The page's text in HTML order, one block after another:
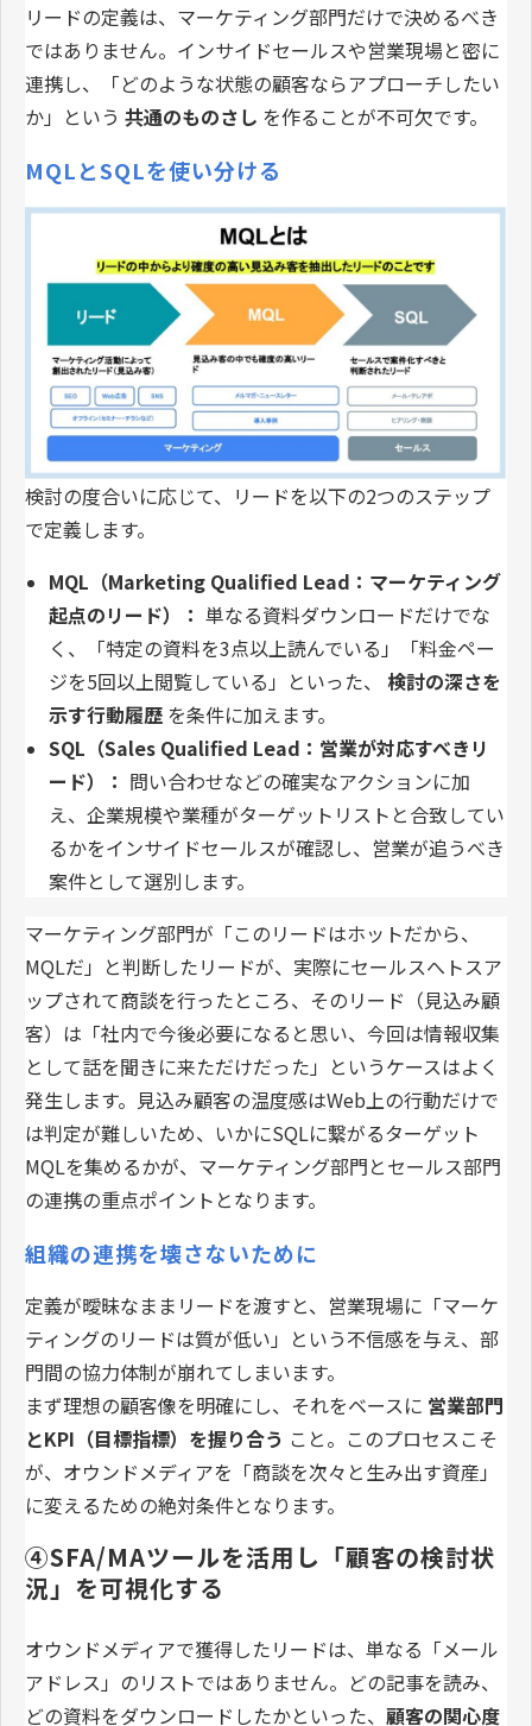
リードの定義は、マーケティング部門だけで決めるべき
ではありません。インサイドセールスや営業現場と密に
連携し、「どのような状態の顧客ならアプローチしたい
か」という 共通のものさし を作ることが不可欠です。
MQLとSQLを使い分ける
検討の度合いに応じて、リードを以下の2つのステップ
で定義します。
MQL（Marketing Qualified Lead：マーケティング
起点のリード）： 単なる資料ダウンロードだけでな
く、「特定の資料を3点以上読んでいる」「料金ペー
ジを5回以上閲覧している」といった、 検討の深さを
示す行動履歴 を条件に加えます。
SQL（Sales Qualified Lead：営業が対応すべきリ
ード）： 問い合わせなどの確実なアクションに加
え、企業規模や業種がターゲットリストと合致してい
るかをインサイドセールスが確認し、営業が追うべき
案件として選別します。
マーケティング部門が「このリードはホットだから、
MQLだ」と判断したリードが、実際にセールスへトスア
ップされて商談を行ったところ、そのリード（見込み顧
客）は「社内で今後必要になると思い、今回は情報収集
として話を聞きに来ただけだった」というケースはよく
発生します。見込み顧客の温度感はWeb上の行動だけで
は判定が難しいため、いかにSQLに繋がるターゲット
MQLを集めるかが、マーケティング部門とセールス部門
の連携の重点ポイントとなります。
組織の連携を壊さないために
定義が曖昧なままリードを渡すと、営業現場に「マーケ
ティングのリードは質が低い」という不信感を与え、部
門間の協力体制が崩れてしまいます。
まず理想の顧客像を明確にし、それをベースに 営業部門
とKPI（目標指標）を握り合う こと。このプロセスこそ
が、オウンドメディアを「商談を次々と生み出す資産」
に変えるための絶対条件となります。
④SFA/MAツールを活用し「顧客の検討状
況」を可視化する
オウンドメディアで獲得したリードは、単なる「メール
アドレス」のリストではありません。どの記事を読み、
どの資料をダウンロードしたかといった、 顧客の関心度